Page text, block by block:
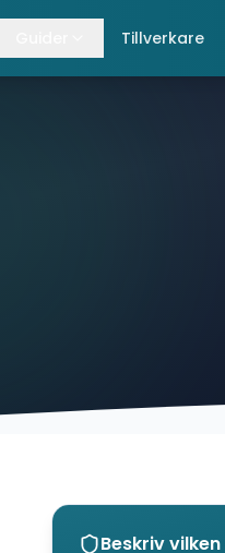
Tillverkare
Beskriv vilken